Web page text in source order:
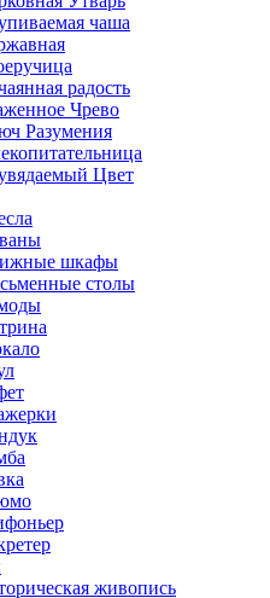
чаша
радость
Чрево
Разумения
Цвет
шкафы
столы
живопись